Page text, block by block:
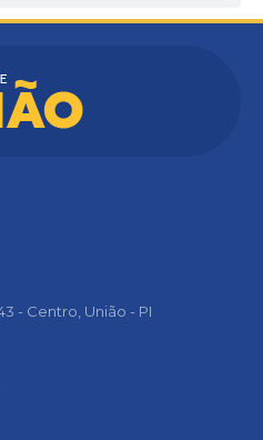
- Centro, União - PI